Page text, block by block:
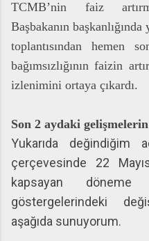
TCMB’nin faiz
Başbakanın
toplantısından hemen
bağımsızlığının faizin
izlenimini ortaya çıkardı.
Son 2 aydaki
Yukarıda değindiğim
çerçevesinde 22
kapsayan
göstergelerindeki
aşağıda sunuyorum.